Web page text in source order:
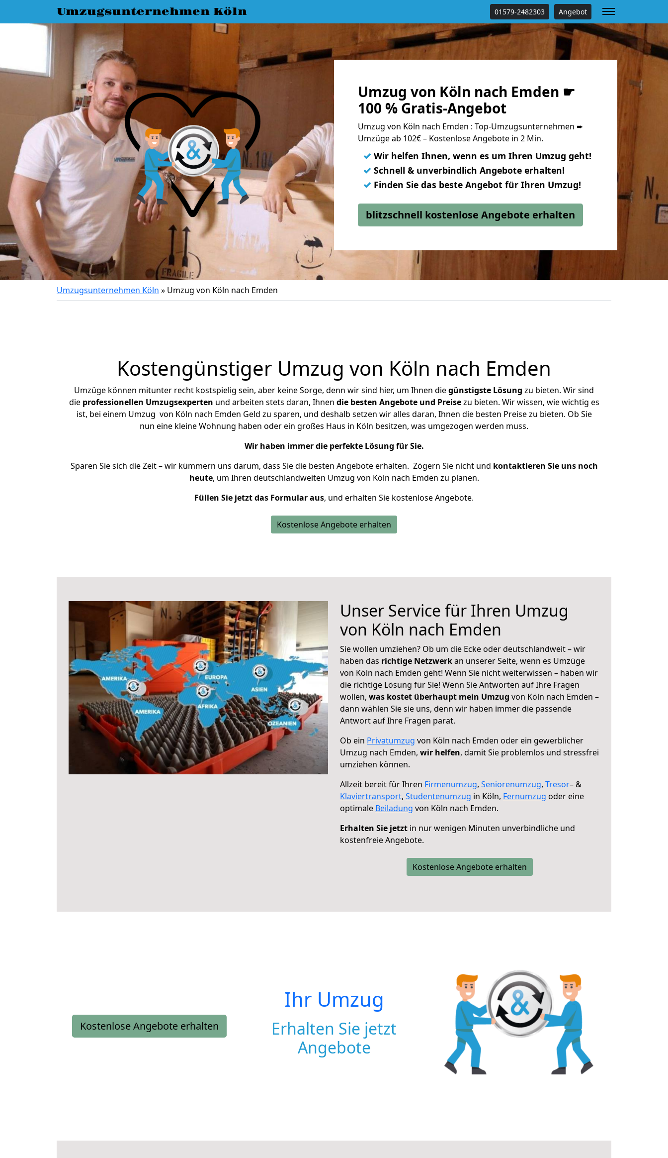
Umzugsunternehmen Köln 01579-2482303 Angebot
Umzug von Köln nach Emden ☛
100 % Gratis-Angebot
Umzug von Köln nach Emden : Top-Umzugsunternehmen ➨
Umzüge ab 102€ – Kostenlose Angebote in 2 Min.
✓ Wir helfen Ihnen, wenn es um Ihren Umzug geht!
✓ Schnell & unverbindlich Angebote erhalten!
✓ Finden Sie das beste Angebot für Ihren Umzug!
blitzschnell kostenlose Angebote erhalten
Umzugsunternehmen Köln » Umzug von Köln nach Emden
Kostengünstiger Umzug von Köln nach Emden
Umzüge können mitunter recht kostspielig sein, aber keine Sorge, denn wir sind hier, um Ihnen diegünstigste Lösung zu bieten. Wir sind
die professionellen Umzugsexperten und arbeiten stets daran, Ihnen die besten Angebote und Preisezu bieten. Wir wissen, wie wichtig es
ist, bei einem Umzug von Köln nach Emden Geld zu sparen, und deshalb setzen wir alles daran, Ihnen die besten Preise zu bieten. Ob Sie
nun eine kleine Wohnung haben oder ein großes Haus in Köln besitzen, was umgezogen werden muss.
Wir haben immer die perfekte Lösung für Sie.
Sparen Sie sich die Zeit – wir kümmern uns darum, dass Sie die besten Angebote erhalten. Zögern Sie nicht und kontaktieren Sie uns noch
heute, um Ihren deutschlandweiten Umzug von Köln nach Emden zu planen.
Füllen Sie jetzt das Formular aus, und erhalten Sie kostenlose Angebote.
Kostenlose Angebote erhalten
Unser Service für Ihren Umzug
von Köln nach Emden
Sie wollen umziehen? Ob um die Ecke oder deutschlandweit – wir
haben das richtige Netzwerkan unserer Seite, wenn es Umzüge
von Köln nach Emden geht! Wenn Sie nicht weiterwissen – haben wir
die richtige Lösung für Sie! Wenn Sie Antworten auf Ihre Fragen
wollen, was kostet überhaupt mein Umzug von Köln nach Emden –
dann wählen Sie sie uns, denn wir haben immer die passende
Antwort auf Ihre Fragen parat.
Ob ein Privatumzug von Köln nach Emden oder ein gewerblicher
Umzug nach Emden, wir helfen, damit Sie problemlos und stressfrei
umziehen können.
Allzeit bereit für Ihren Firmenumzug, Seniorenumzug, Tresor– &
Klaviertransport, Studentenumzug in Köln, Fernumzug oder eine
optimale Beiladung von Köln nach Emden.
Erhalten Sie jetzt in nur wenigen Minuten unverbindliche und
kostenfreie Angebote.
Kostenlose Angebote erhalten
Kostenlose Angebote erhalten
Ihr Umzug
Erhalten Sie jetzt
Angebote